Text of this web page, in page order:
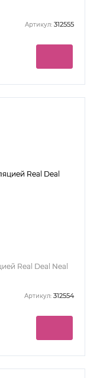
Артикул: 312555
Real Deal Neal
Артикул: 312554